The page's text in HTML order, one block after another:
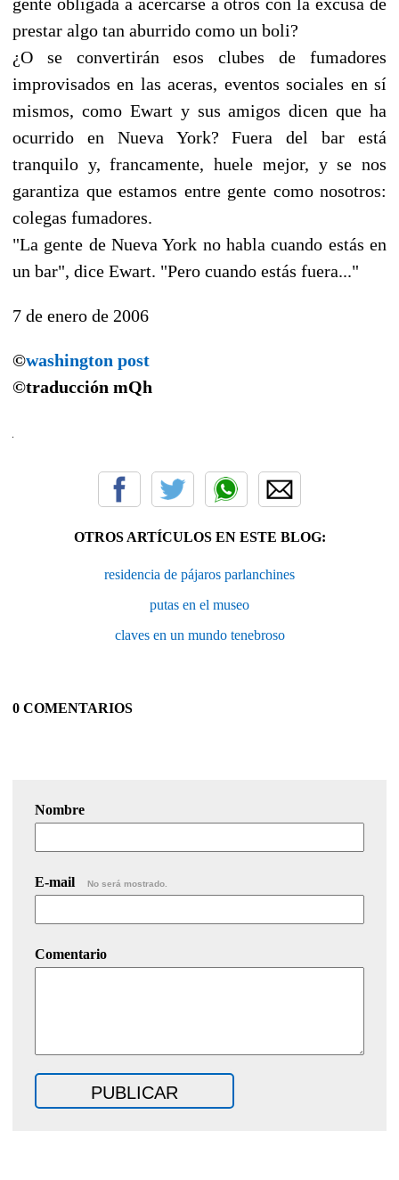
prestar algo tan aburrido como un boli?
¿O se convertirán esos clubes de fumadores
improvisados en las aceras, eventos sociales en sí
mismos, como Ewart y sus amigos dicen que ha
ocurrido en Nueva York? Fuera del bar está
tranquilo y, francamente, huele mejor, y se nos
garantiza que estamos entre gente como nosotros:
colegas fumadores.
"La gente de Nueva York no habla cuando estás en
un bar", dice Ewart. "Pero cuando estás fuera..."
7 de enero de 2006
©washington post
©traducción mQh
OTROS ARTÍCULOS EN ESTE BLOG:
residencia de pájaros parlanchines
putas en el museo
claves en un mundo tenebroso
0 COMENTARIOS
Nombre
E-mail No será mostrado.
Comentario